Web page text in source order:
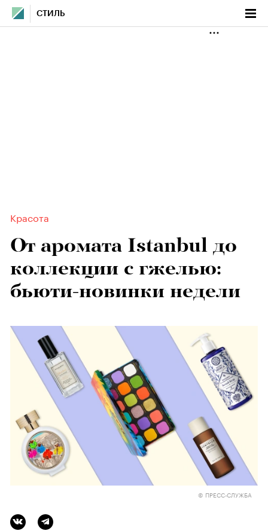
СТИЛЬ
Красота
От аромата Istanbul до
коллекции с гжелью:
бьюти-новинки недели
© ПРЕСС-СЛУЖБА